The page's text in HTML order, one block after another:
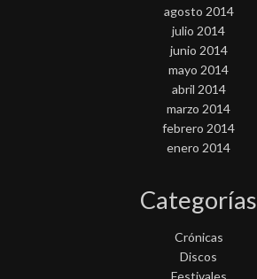
agosto 2014
julio 2014
junio 2014
mayo 2014
abril 2014
marzo 2014
febrero 2014
enero 2014
Categorías
Crónicas
Discos